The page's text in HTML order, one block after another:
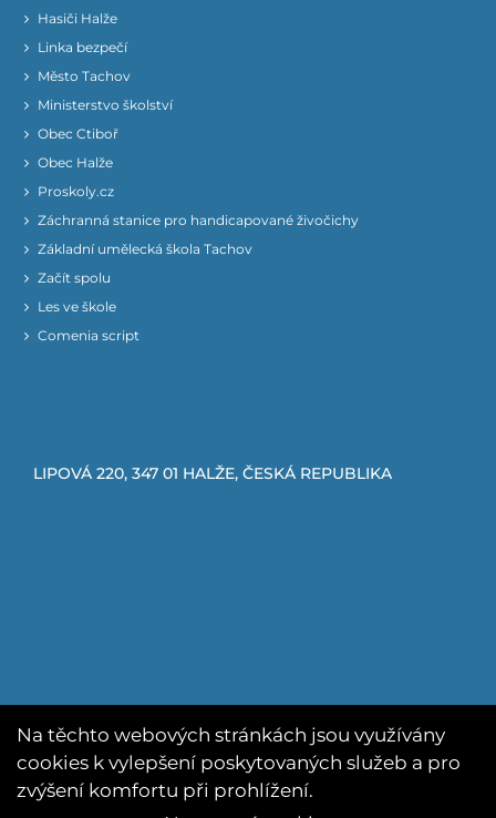
Hasiči Halže
Linka bezpečí
Město Tachov
Ministerstvo školství
Obec Ctiboř
Obec Halže
Proskoly.cz
Záchranná stanice pro handicapované živočichy
Základní umělecká škola Tachov
Začít spolu
Les ve škole
Comenia script
LIPOVÁ 220, 347 01 HALŽE, ČESKÁ REPUBLIKA
Na těchto webových stránkách jsou využívány
cookies k vylepšení poskytovaných služeb a pro
zvýšení komfortu při prohlížení.